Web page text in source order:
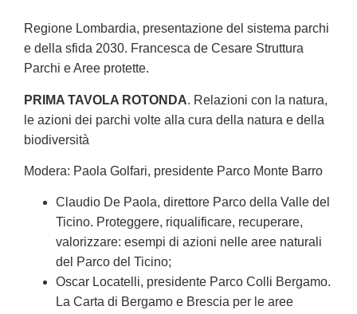
Regione Lombardia, presentazione del sistema parchi
e della sfida 2030. Francesca de Cesare Struttura
Parchi e Aree protette.
PRIMA TAVOLA ROTONDA. Relazioni con la natura,
le azioni dei parchi volte alla cura della natura e della
biodiversità
Modera: Paola Golfari, presidente Parco Monte Barro
Claudio De Paola, direttore Parco della Valle del
Ticino. Proteggere, riqualificare, recuperare,
valorizzare: esempi di azioni nelle aree naturali
del Parco del Ticino;
Oscar Locatelli, presidente Parco Colli Bergamo.
La Carta di Bergamo e Brescia per le aree